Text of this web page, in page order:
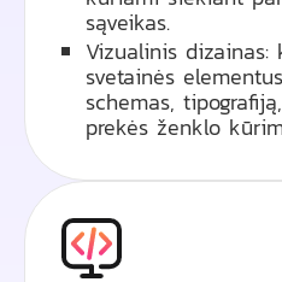
sąveikas.
Vizualinis
svetainės
schemas,
prekės ženklo